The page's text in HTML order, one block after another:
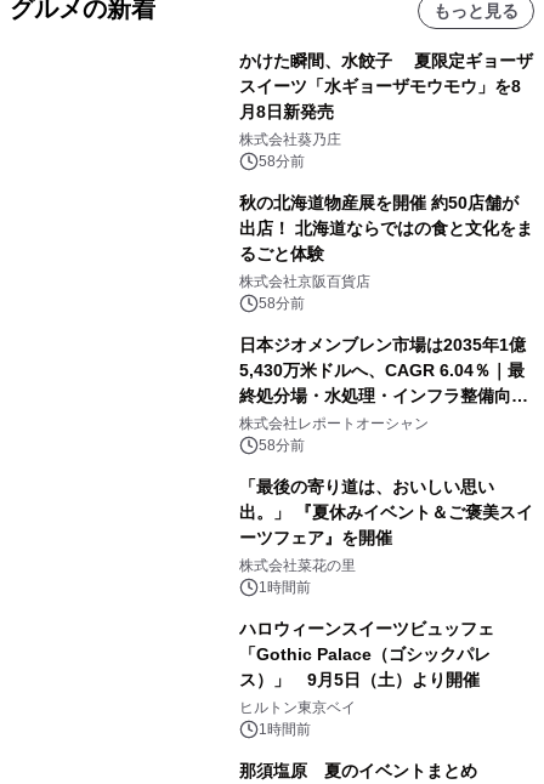
グルメの新着 もっと見る
かけた瞬間、水餃子 夏限定ギョーザ
スイーツ「水ギョーザモウモウ」を8
月8日新発売
株式会社葵乃庄
58分前
秋の北海道物産展を開催 約50店舗が
出店！ 北海道ならではの食と文化をま
るごと体験
株式会社京阪百貨店
58分前
日本ジオメンブレン市場は2035年1億
5,430万米ドルへ、CAGR 6.04％｜最
終処分場・水処理・インフラ整備向け
需要拡大
株式会社レポートオーシャン
58分前
「最後の寄り道は、おいしい思い
出。」 『夏休みイベント＆ご褒美スイ
ーツフェア』を開催
株式会社菜花の里
1時間前
ハロウィーンスイーツビュッフェ
「Gothic Palace（ゴシックパレ
ス）」 9月5日（土）より開催
ヒルトン東京ベイ
1時間前
那須塩原 夏のイベントまとめ